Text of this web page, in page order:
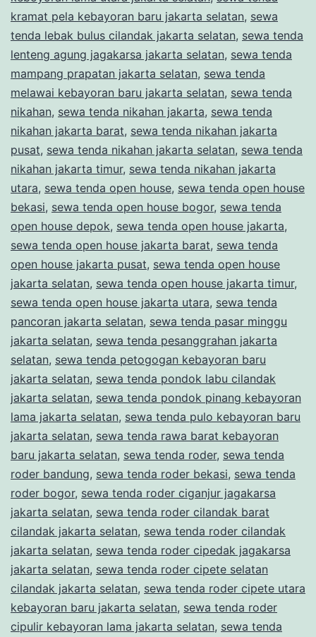
kramat pela kebayoran baru jakarta selatan, sewa
tenda lebak bulus cilandak jakarta selatan, sewa tenda
lenteng agung jagakarsa jakarta selatan, sewa tenda
mampang prapatan jakarta selatan, sewa tenda
melawai kebayoran baru jakarta selatan, sewa tenda
nikahan, sewa tenda nikahan jakarta, sewa tenda
nikahan jakarta barat, sewa tenda nikahan jakarta
pusat, sewa tenda nikahan jakarta selatan, sewa tenda
nikahan jakarta timur, sewa tenda nikahan jakarta
utara, sewa tenda open house, sewa tenda open house
bekasi, sewa tenda open house bogor, sewa tenda
open house depok, sewa tenda open house jakarta,
sewa tenda open house jakarta barat, sewa tenda
open house jakarta pusat, sewa tenda open house
jakarta selatan, sewa tenda open house jakarta timur,
sewa tenda open house jakarta utara, sewa tenda
pancoran jakarta selatan, sewa tenda pasar minggu
jakarta selatan, sewa tenda pesanggrahan jakarta
selatan, sewa tenda petogogan kebayoran baru
jakarta selatan, sewa tenda pondok labu cilandak
jakarta selatan, sewa tenda pondok pinang kebayoran
lama jakarta selatan, sewa tenda pulo kebayoran baru
jakarta selatan, sewa tenda rawa barat kebayoran
baru jakarta selatan, sewa tenda roder, sewa tenda
roder bandung, sewa tenda roder bekasi, sewa tenda
roder bogor, sewa tenda roder ciganjur jagakarsa
jakarta selatan, sewa tenda roder cilandak barat
cilandak jakarta selatan, sewa tenda roder cilandak
jakarta selatan, sewa tenda roder cipedak jagakarsa
jakarta selatan, sewa tenda roder cipete selatan
cilandak jakarta selatan, sewa tenda roder cipete utara
kebayoran baru jakarta selatan, sewa tenda roder
cipulir kebayoran lama jakarta selatan, sewa tenda